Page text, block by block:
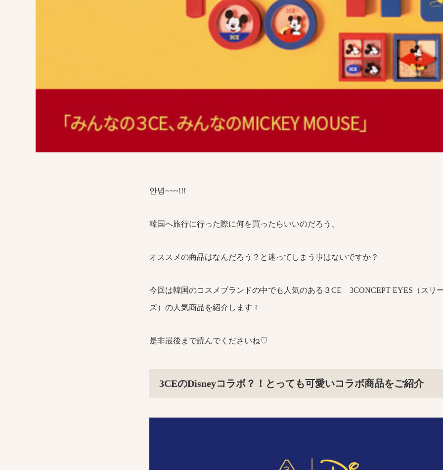
안녕~~~!!!
韓国へ旅行に行った際に何を買ったらいいのだろう、
オススメの商品はなんだろう？と迷ってしまう事はないですか？
今回は韓国のコスメブランドの中でも人気のある３CE 3CONCEPT EYES（スリ
ズ）の人気商品を紹介します！
是非最後まで読んでくださいね♡
3CEのDisneyコラボ？！とっても可愛いコラボ商品をご紹介